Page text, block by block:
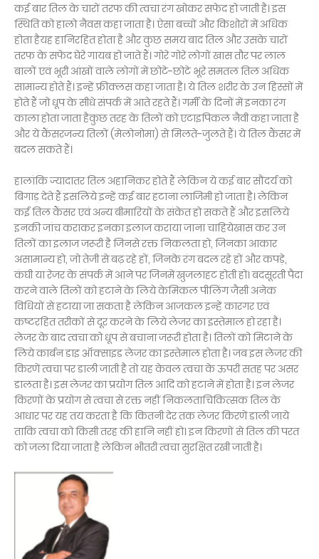
कई बार तिल के चारों तरफ की त्वचा रंग खोकर सफेद हो जाती है। इस
स्थिति को हालो नैवस कहा जाता है। ऐसा बच्चों और किशोरों में अधिक
होता हैयह हानिरहित होता है और कुछ समय बाद तिल और उसके चारों
तरफ के सफेद घेरे गायब हो जाते हैं। गोरे गोरे लोगों खास तौर पर लाल
बालों एवं भूरी आंखों वाले लोगों में छोटे-छोटे भूरे समतल तिल अधिक
सामान्य होते हैं। इन्हें फ्रीक्लस कहा जाता है। ये तिल शरीर के उन हिस्सों में
होते हैं जो धूप के सीधे संपर्क में आते रहते हैं। गर्मी के दिनों में इनका रंग
काला होता जाता हैकुछ तरह के तिलों को एटाइपिकल नैवी कहा जाता है
और ये कैंसरजन्य तिलों (मेलोनोमा) से मिलते-जुलते हैं। ये तिल कैंसर में
बदल सकते हैं।
हालांकि ज्यादातर तिल अहानिकर होते हैं लेकिन ये कई बार सौंदर्य को
बिगाड़ देते हैं इसलिये इन्हें कई बार हटाना लाजिमी हो जाता है। लेकिन
कई तिल कैंसर एवं अन्य बीमारियों के संकेत हो सकते हैं और इसलिये
इनकी जांच कराकर इनका इलाज कराया जाना चाहियेखास कर उन
तिलों का इलाज जरूरी है जिनसे रक्त निकलता हो, जिनका आकार
असामान्य हो, जो तेजी से बढ़ रहे हों, जिनके रंग बदल रहे हों और कपड़े,
कंघी या रेजर के संपर्क में आने पर जिनमें खुजलाहट होती हो। बदसूरती पैदा
करने वाले तिलों को हटाने के लिये केमिकल पीलिंग जैसी अनेक
विधियों से हटाया जा सकता है लेकिन आजकल इन्हें कारगर एवं
कष्टरहित तरीकों से दूर करने के लिये लेजर का इस्तेमाल हो रहा है।
लेजर के बाद त्वचा को धूप से बचाना जरूरी होता है। तिलों को मिटाने के
लिये कार्बन डाइ ऑक्साइड लेजर का इस्तेमाल होता है। जब इस लेजर की
किरणें त्वचा पर डाली जाती है तो यह केवल त्वचा के ऊपरी सतह पर असर
डालता है। इस लेजर का प्रयोग तिल आदि को हटाने में होता है। इन लेजर
किरणों के प्रयोग से त्वचा से रक्त नहीं निकलताचिकित्सक तिल के
आधार पर यह तय करता है कि कितनी देर तक लेजर किरणें डाली जाये
ताकि त्वचा को किसी तरह की हानि नहीं हो। इन किरणों से तिल की परत
को जला दिया जाता है लेकिन भीतरी त्वचा सुरक्षित रखी जाती है।